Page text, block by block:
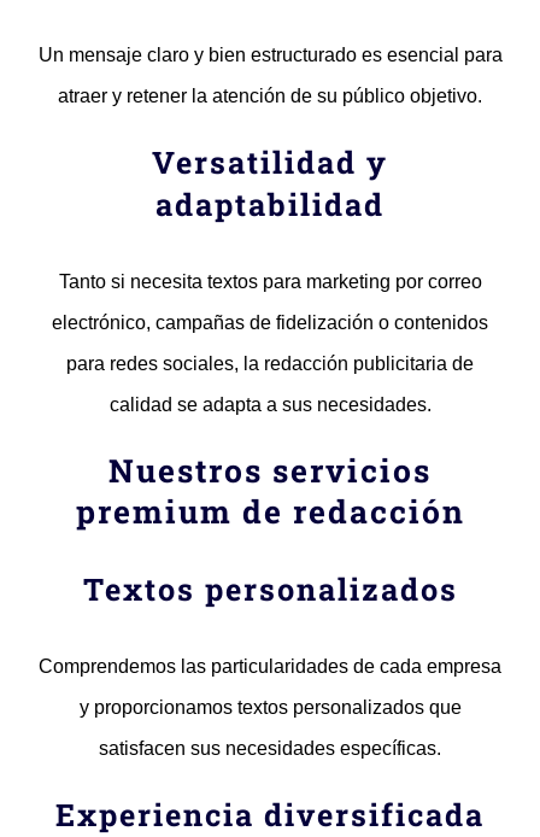
Un mensaje claro y bien estructurado es esencial para
atraer y retener la atención de su público objetivo.
Versatilidad y
adaptabilidad
Tanto si necesita textos para marketing por correo
electrónico, campañas de fidelización o contenidos
para redes sociales, la redacción publicitaria de
calidad se adapta a sus necesidades.
Nuestros servicios
premium de redacción
Textos personalizados
Comprendemos las particularidades de cada empresa
y proporcionamos textos personalizados que
satisfacen sus necesidades específicas.
Experiencia diversificada